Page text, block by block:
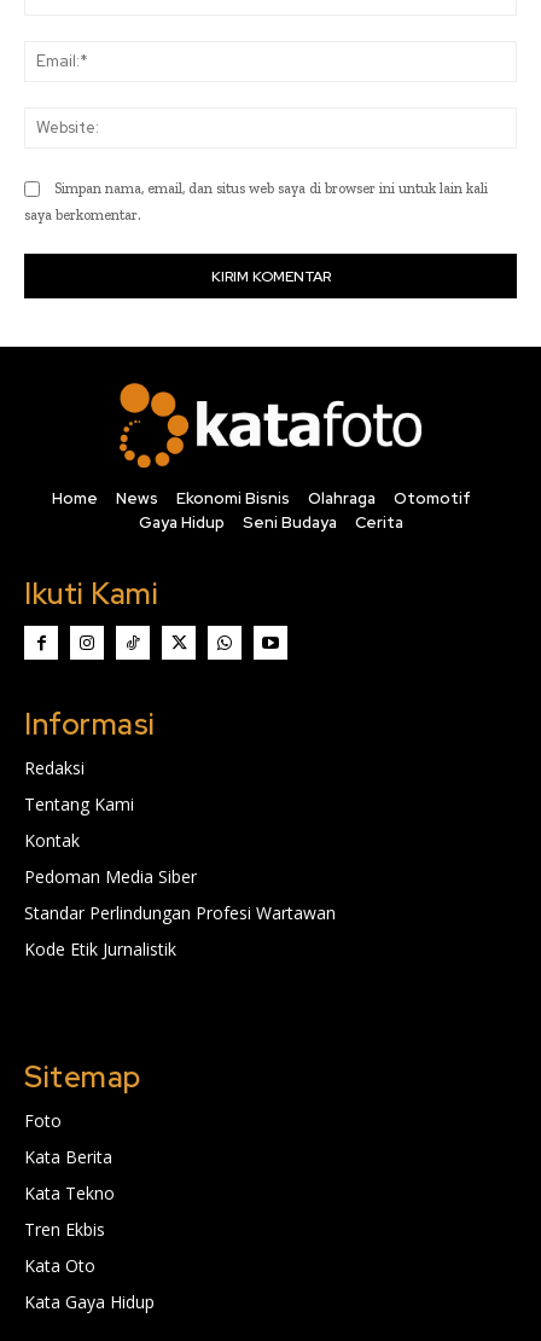
Simpan nama, email, dan situs web saya di browser ini untuk lain kali
saya berkomentar.
Home News Ekonomi Bisnis Olahraga
Otomotif
Gaya Hidup
Seni Budaya Cerita
Ikuti Kami
Informasi
Redaksi
Tentang Kami
Kontak
Pedoman Media Siber
Standar Perlindungan Profesi Wartawan
Kode Etik Jurnalistik
Sitemap
Foto
Kata Berita
Kata Tekno
Tren Ekbis
Kata Oto
Kata Gaya Hidup